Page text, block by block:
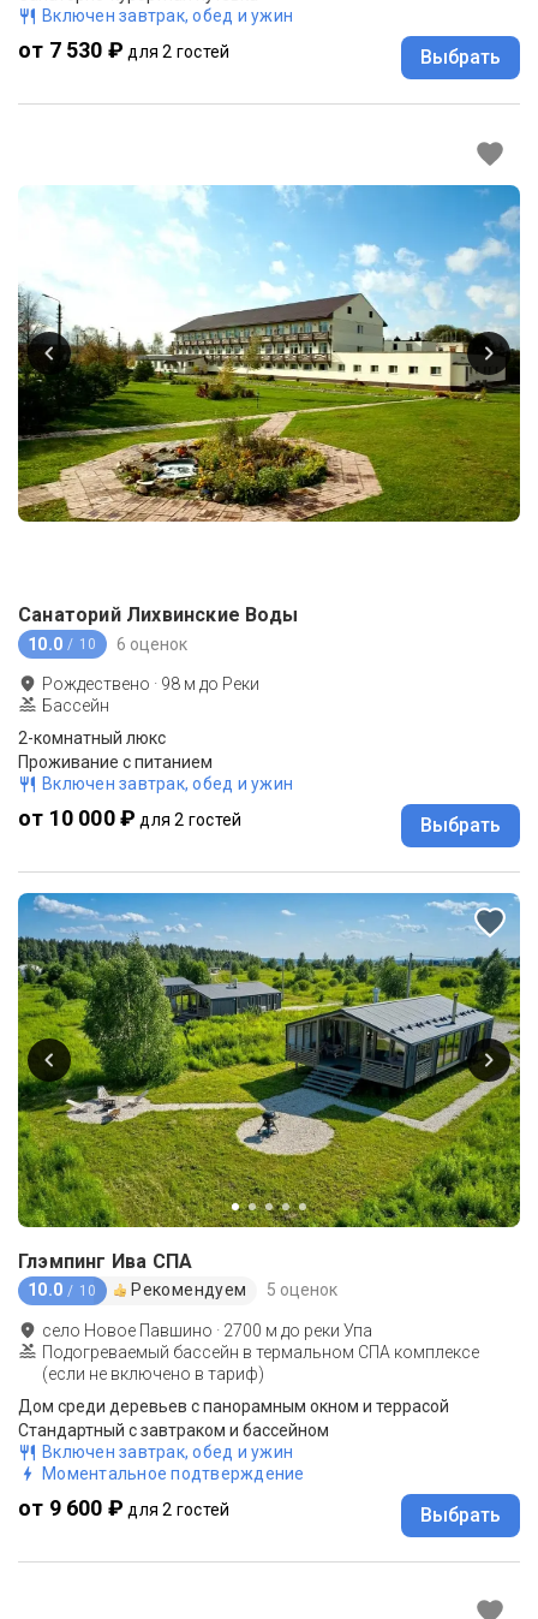
Включен завтрак, обед и ужин
от 7 530 ₽ для 2 гостей Выбрать
Санаторий Лихвинские Воды
10.0 / 10 6 оценок
Рождествено · 98 м до Реки
Бассейн
2-комнатный люкс
Проживание с питанием
Включен завтрак, обед и ужин
от 10 000 ₽ для 2 гостей Выбрать
Глэмпинг Ива СПА
10.0 / 10 Рекомендуем 5 оценок
село Новое Павшино · 2700 м до реки Упа
Подогреваемый бассейн в термальном СПА комплексе
(если не включено в тариф)
Дом среди деревьев с панорамным окном и террасой
Стандартный с завтраком и бассейном
Включен завтрак, обед и ужин
Моментальное подтверждение
от 9 600 ₽ для 2 гостей Выбрать